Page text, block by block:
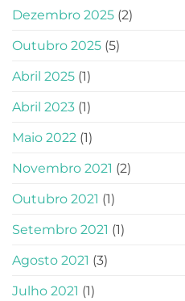
Dezembro 2025 (2)
Outubro 2025 (5)
Abril 2025 (1)
Abril 2023 (1)
Maio 2022 (1)
Novembro 2021 (2)
Outubro 2021 (1)
Setembro 2021 (1)
Agosto 2021 (3)
Julho 2021 (1)